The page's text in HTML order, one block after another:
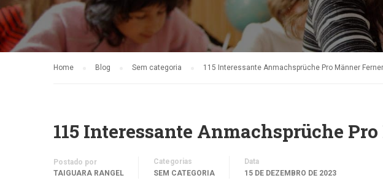
Home Blog Sem categoria 115 Interessante Anmachsprüche Pro Männer
115 Interessante Anmachsprüche
Postado por
TAIGUARA RANGEL
Categorias
SEM CATEGORIA
Data
15 DE DEZEMBRO DE 2023